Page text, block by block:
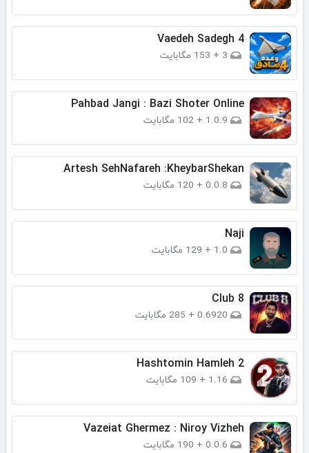
Vaedeh Sadegh 4
3
+ 153 مگابایت
Pahbad Jangi : Bazi Shoter Online
1.0.9
+ 102 مگابایت
Artesh SehNafareh :KheybarShekan
0.0.8
+ 120 مگابایت
Naji
1.0
+ 129 مگابایت
Club 8
0.6920
+ 285 مگابایت
Hashtomin Hamleh 2
1.16
+ 109 مگابایت
Vazeiat Ghermez : Niroy Vizheh
0.0.6
+ 190 مگابایت